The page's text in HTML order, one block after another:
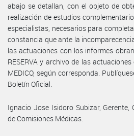
abajo se detallan, con el objeto de
realización de estudios
especialistas, necesarios para
constancia que ante la
las actuaciones con los informes
RESERVA y archivo de las
MEDICO, según corresponda.
Boletín Oficial.
Ignacio Jose Isidoro Subizar, Gerente,
de Comisiones Médicas.